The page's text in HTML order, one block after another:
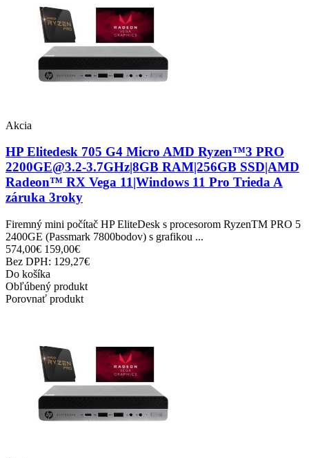
Akcia
HP Elitedesk 705 G4 Micro AMD Ryzen™3 PRO
2200GE@3.2-3.7GHz|8GB RAM|256GB SSD|AMD
Radeon™ RX Vega 11|Windows 11 Pro Trieda A
záruka 3roky
Firemný mini počítač HP EliteDesk s procesorom RyzenTM PRO 5
2400GE (Passmark 7800bodov) s grafikou ...
574,00€ 159,00€
Bez DPH: 129,27€
Do košíka
Obľúbený produkt
Porovnať produkt